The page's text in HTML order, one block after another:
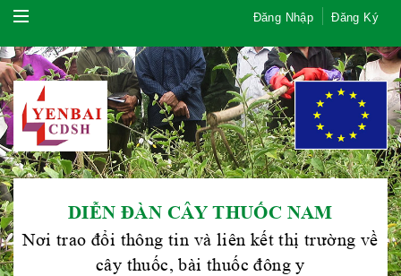
Đăng Nhập Đăng Ký
DIỄN ĐÀN CÂY THUỐC NAM
Nơi trao đổi thông tin và liên kết thị trường về
cây thuốc, bài thuốc đông y
Hội Đông Y TP. Hà Nội